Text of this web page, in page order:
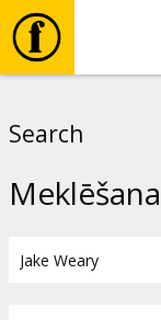
Search
Meklēšana